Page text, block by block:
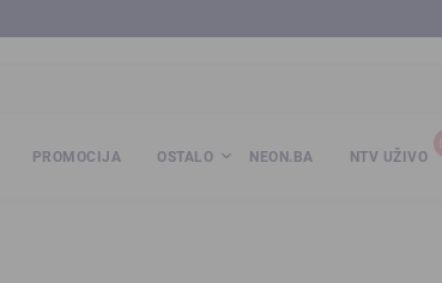
PROMOCIJA OSTALO NEON.BA NTV UŽIVO